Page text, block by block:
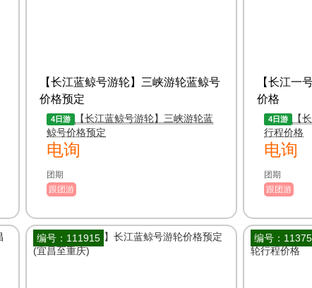
【长江蓝鲸号游轮】三峡游轮蓝鲸号
价格预定
4日游
【长江蓝鲸号游轮】三峡游轮蓝
鲸号价格预定
电询
团期
跟团游
【长江一
价格
4日游
【
行程价格
电询
团期
跟团游
编号：111915 编号：